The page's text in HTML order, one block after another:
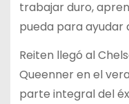
trabajar duro,
pueda para ayudar
Reiten llegó al
Queenner en el
parte integral del